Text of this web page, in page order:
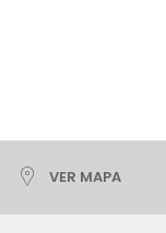
VER MAPA